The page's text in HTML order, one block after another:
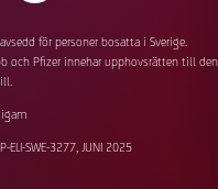
för personer bosatta i Sverige.
och Pfizer innehar upphovsrätten till
ELI-SWE-3277, JUNI 2025